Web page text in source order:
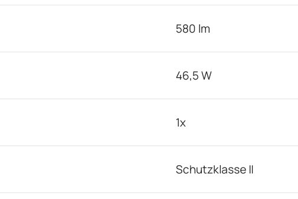
580 lm
46,5 W
1x
Schutzklasse II